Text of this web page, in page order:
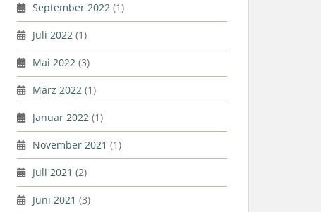
September 2022 (1)
Juli 2022 (1)
Mai 2022 (3)
März 2022 (1)
Januar 2022 (1)
November 2021 (1)
Juli 2021 (2)
Juni 2021 (3)